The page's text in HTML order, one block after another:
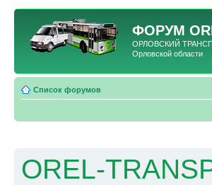
ФОРУМ
ОРЛОВСКИЙ
Орловской области
Список форумов
OREL-